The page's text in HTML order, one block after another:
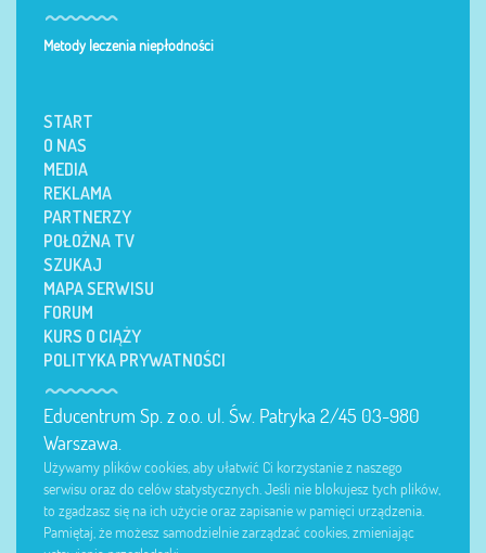
Metody leczenia niepłodności
START
O NAS
MEDIA
REKLAMA
PARTNERZY
POŁOŻNA TV
SZUKAJ
MAPA SERWISU
FORUM
KURS O CIĄŻY
POLITYKA PRYWATNOŚCI
Educentrum Sp. z o.o. ul. Św. Patryka 2/45 03-980
Warszawa.
Używamy plików cookies, aby ułatwić Ci korzystanie z naszego
serwisu oraz do celów statystycznych. Jeśli nie blokujesz tych plików,
to zgadzasz się na ich użycie oraz zapisanie w pamięci urządzenia.
Pamiętaj, że możesz samodzielnie zarządzać cookies, zmieniając